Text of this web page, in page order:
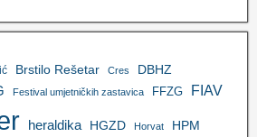
Brstilo Rešetar Cres DBHZ
Festival umjetničkih zastavica FFZG FIAV
heraldika HGZD Horvat HPM